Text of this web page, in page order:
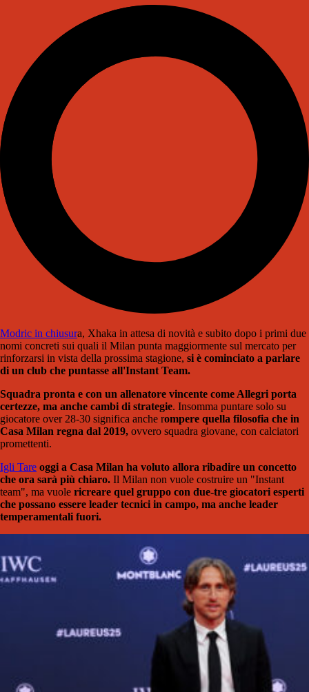
Modric in chiusura, Xhaka in attesa di novità e subito dopo i primi due
nomi concreti sui quali il Milan punta maggiormente sul mercato per
rinforzarsi in vista della prossima stagione, si è cominciato a parlare
di un club che puntasse all'Instant Team.
Squadra pronta e con un allenatore vincente come Allegri porta
certezze, ma anche cambi di strategie. Insomma puntare solo su
giocatore over 28-30 significa anche rompere quella filosofia che in
Casa Milan regna dal 2019, ovvero squadra giovane, con calciatori
promettenti.
Igli Tare oggi a Casa Milan ha voluto allora ribadire un concetto
che ora sarà più chiaro. Il Milan non vuole costruire un "Instant
team", ma vuole ricreare quel gruppo con due-tre giocatori esperti
che possano essere leader tecnici in campo, ma anche leader
temperamentali fuori.